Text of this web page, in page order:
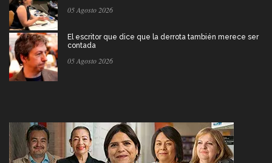
05 Agosto 2026
El escritor que dice que la derrota también merece ser
contada
05 Agosto 2026